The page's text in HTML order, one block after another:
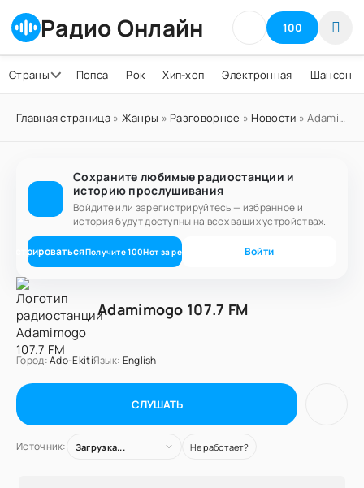
Радио Онлайн 100
Страны Попса Рок Хип-хоп Электронная Шансон
Главная страница» Жанры » Разговорное » Новости » Adamimogo 107.7 FM
Сохраните любимые радиостанции и
историю прослушивания
Войдите или зарегистрируйтесь — избранное и
история будут доступны на всех ваших устройствах.
Получите100Нот за регистрацию Войти
Adamimogo 107.7 FM
Город:Ado-EkitiЯзык: English
СЛУШАТЬ
Источник: Загрузка... Не работает?